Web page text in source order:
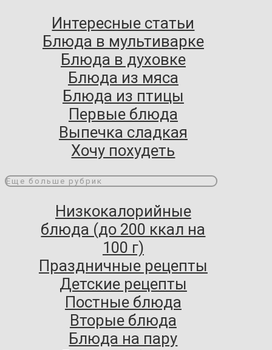
Интересные статьи
Блюда в мультиварке
Блюда в духовке
Блюда из мяса
Блюда из птицы
Первые блюда
Выпечка сладкая
Хочу похудеть
Еще больше рубрик
Низкокалорийные
блюда (до 200 ккал на
100 г)
Праздничные рецепты
Детские рецепты
Постные блюда
Вторые блюда
Блюда на пару